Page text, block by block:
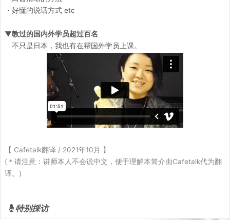
・好懂的说话方式 etc
▼教过的国内外学员超过百名
不只是日本，我也有在帮国外学员上课。
【 Cafetalk翻译 / 2021年10月 】
(＊请注意：讲师本人不会说中文，便于理解本简介由Cafetalk代为翻
译。)
特别採访